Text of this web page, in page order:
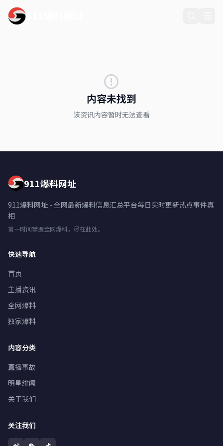
内容未找到
该资讯内容暂时无法查看
911爆料网址
911爆料网址 - 全网最新爆料信息汇总平台每日实时更新热点事件真
相
第一时间掌握全网爆料，尽在此处。
快速导航
首页
主播资讯
全网爆料
独家爆料
内容分类
直播事故
明星绯闻
关于我们
关注我们